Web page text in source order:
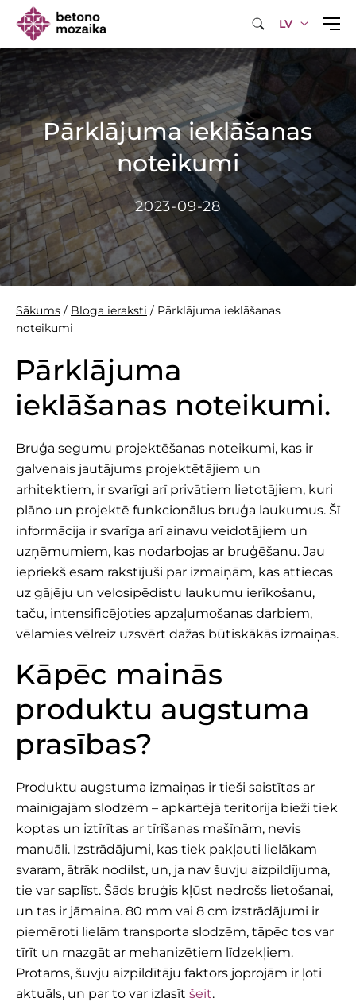
LV
Pārklājuma ieklāšanas
noteikumi
2023-09-28
Sākums / Bloga ieraksti / Pārklājuma ieklāšanas
noteikumi
Pārklājuma
ieklāšanas noteikumi.
Bruģa segumu projektēšanas noteikumi, kas ir
galvenais jautājums projektētājiem un
arhitektiem, ir svarīgi arī privātiem lietotājiem, kuri
plāno un projektē funkcionālus bruģa laukumus. Šī
informācija ir svarīga arī ainavu veidotājiem un
uzņēmumiem, kas nodarbojas ar bruģēšanu. Jau
iepriekš esam rakstījuši par izmaiņām, kas attiecas
uz gājēju un velosipēdistu laukumu ierīkošanu,
taču, intensificējoties apzaļumošanas darbiem,
vēlamies vēlreiz uzsvērt dažas būtiskākās izmaiņas.
Kāpēc mainās
produktu augstuma
prasības?
Produktu augstuma izmaiņas ir tieši saistītas ar
mainīgajām slodzēm – apkārtējā teritorija bieži tiek
koptas un iztīrītas ar tīrīšanas mašīnām, nevis
manuāli. Izstrādājumi, kas tiek pakļauti lielākam
svaram, ātrāk nodilst, un, ja nav šuvju aizpildījuma,
tie var saplīst. Šāds bruģis kļūst nedrošs lietošanai,
un tas ir jāmaina. 80 mm vai 8 cm izstrādājumi ir
piemēroti lielām transporta slodzēm, tāpēc tos var
tīrīt un mazgāt ar mehanizētiem līdzekļiem.
Protams, šuvju aizpildītāju faktors joprojām ir ļoti
aktuāls, un par to var izlasīt šeit.